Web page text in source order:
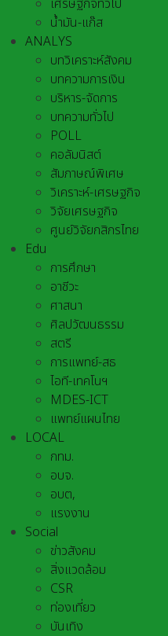
เศรษฐกิจทั่วไป
น้ำมัน-แก๊ส
ANALYS
บทวิเคราะห์สังคม
บทความการเงิน
บริหาร-จัดการ
บทความทั่วไป
POLL
คอลัมนิสต์
สัมภาษณ์พิเศษ
วิเคราะห์-เศรษฐกิจ
วิจัยเศรษฐกิจ
ศูนย์วิจัยกสิกรไทย
Edu
การศึกษา
อาชีวะ
ศาสนา
ศิลปวัฒนธรรม
สตรี
การแพทย์-สธ
ไอที-เทคโนฯ
MDES-ICT
แพทย์แผนไทย
LOCAL
กทม.
อบจ.
อบต,
แรงงาน
Social
ข่าวสังคม
สิ่งแวดล้อม
CSR
ท่องเที่ยว
บันเทิง